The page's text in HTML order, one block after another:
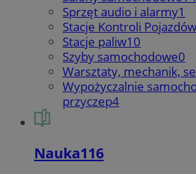
Sprzęt audio i alarmy1
Stacje Kontroli Pojazdów
Stacje paliw10
Szyby samochodowe0
Warsztaty, mechanik,
Wypożyczalnie
przyczep4
Nauka116